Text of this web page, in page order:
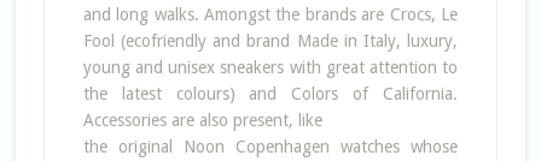
and long walks. Amongst the brands are Crocs, Le
Fool (ecofriendly and brand Made in Italy, luxury,
young and unisex sneakers with great attention to
the latest colours) and Colors of California.
Accessories are also present, like
the original Noon Copenhagen watches whose